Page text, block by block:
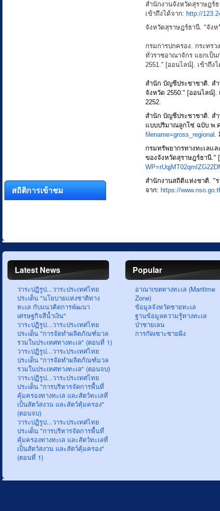
สถิติการเข้าชม
สำนักงานจังหวัดสุราษฎร์
เข้าถึงได้จาก: http://
จังหวัดสุราษฎร์ธานี. "จัง
กรมการปกครอง. กระทร
ทั่วราชอาณาจักร แยกเป็
2551." [ออนไลน์]. เข้าถึง
สำนัก บัญชีประชาชาติ. ส
จังหวัด 2550." [ออนไลน์].
2252.
สำนัก บัญชีประชาชาติ. ส
แบบปริมาณลูกโซ่ ฉบับ พ.
filename=gross_regional .
กรมทรัพยากรทางทะเลแ
ของจังหวัดสุราษฎร์ธานี."
สำนักงานสถิติแห่งชาติ. "ร
จาก: https://
Latest News
วาระปฏิรูป...วาระประเทศไทย
ประเด็น "นโยบายแห่งชาติทาง
ทะเล กับแนวคิดการพัฒนา
เศรษฐกิจสีน้ำเงิน"
วาระปฏิรูป...วาระประเทศไทย
ประเด็น "การจัดทำผลิตภัณฑ์มวล
รวมในประเทศทางทะเล" (ตอนที่ 1)
วาระปฏิรูป...วาระประเทศไทย
ประเด็น "การจัดทำผลิตภัณฑ์มวล
รวมในประเทศทางทะเล" (ตอนจบ)
วาระปฏิรูป...วาระประเทศไทย
ประเด็น "การบริหารจัดการพื้นที่
คุ้มครองทางทะเล และสัตว์ทะเลที่
เป็นสัตว์สงวน และสัตว์คุ้มครอง"
(ตอนจบ)
วาระปฏิรูป...วาระประเทศไทย
ประเด็น "การบริหารจัดการพื้นที่
คุ้มครองทางทะเล และสัตว์ทะเลที่
เป็นสัตว์สงวน และสัตว์คุ้มครอง"
(ตอนที่ 1)
Popular
อาณาเขตทางทะเล (Maritime
Zone)
ข้อมูลจังหวัดชายทะเล
ฐานข้อมูลความรู้ทางทะเล
ป่าชายเลน
การกัดเซาะชายฝั่ง